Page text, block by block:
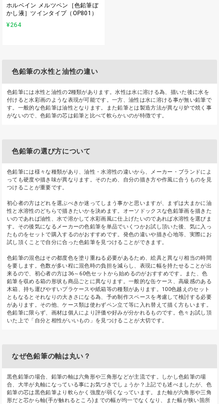
ホルベイン メルツペン［色鉛筆ぼ
かし液］ツインタイプ（OP801）
¥264
色鉛筆の水性と油性の違い
色鉛筆には水性と油性の2種類があります。水性は水に溶ける為、描いた後に水を
付けると水彩画のような表現が可能です。一方、油性は水に溶ける事が無い鉛筆で
す。一般的な色鉛筆は油性となります。また鉛筆とは製造方法が異なり炉で焼く事
がないので、色鉛筆の芯は鉛筆と比べて軟らかいのが特徴です。
色鉛筆の選び方について
色鉛筆には様々な種類があり、油性・水溶性の違いから、メーカー・ブランドによ
っても硬度や描き味が異なります。そのため、自分の描き方や作風に合うものを見
つけることが重要です。
初心者の方はどれを選ぶべきか迷ってしまう事かと思いますが、まずは大まかに油
性と水溶性のどちらで描きたいかを決めます。オーソドックスな色鉛筆画を描きた
いのであれば油性、水で溶かして水彩画風に仕上げたいのであれば水溶性を選びま
す。その後気になるメーカーの色鉛筆を単品でいくつかお試し頂いた後、気に入っ
たものをセットで購入するのがおすすめです。発色の違いや描き心地等、実際にお
試し頂くことで自分に合った色鉛筆を見つけることができます。
色鉛筆の混色はその都度色を塗り重ねる必要があるため、絵具と異なり相当の時間
を要します。色数が多い程に混色時の負担を減らし、表現に幅を持たせることが出
来るので、初心者の方は36～60色セットから始めるのがおすすめです。また、色
鉛筆を収める箱の形状も商品ごとに異なります。一般的な缶ケース、高級感のある
木箱、持ち運びやすいプラケースや紙箱等の種類があります。100色越えのセット
ともなるとそれなりの大きさになる為、予め制作スペースを考慮して検討する必要
があります。その他、ケース類は使わずペン立て等に入れ替えて描く方もいます。
色鉛筆に限らず、画材は個人により評価や好みが分かれるものです。色々お試し頂
いた上で「自分と相性がいいもの」を見つけることが大切です。
なぜ色鉛筆の軸は丸い？
黒色鉛筆の場合、鉛筆の軸は六角形や三角形などが主流です。しかし色鉛筆の場
合、大半が丸軸になっている事にお気づきでしょうか？上記でも述べましたが、色
鉛筆の芯は黒色鉛筆より軟らかく強度が弱くなっています。また軸が六角形や三角
形だと芯から軸(手が触れるところ)までの幅が均一でなくなり、また幅が狭い箇所